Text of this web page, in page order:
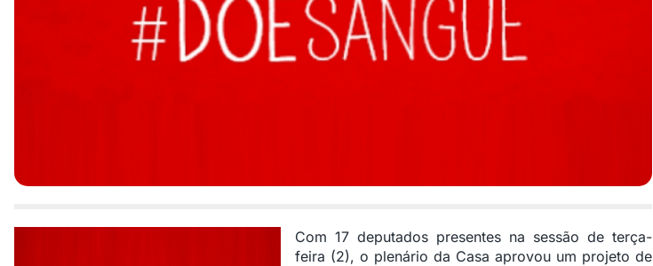
Com 17 deputados presentes na sessão de terça-
feira (2), o plenário da Casa aprovou um projeto de